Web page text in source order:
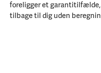
foreligger et
tilbage til dig uden